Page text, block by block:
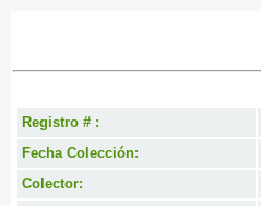
Registro # :
Fecha Colección:
Colector: